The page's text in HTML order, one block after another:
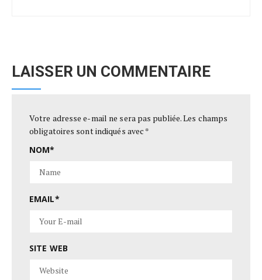
LAISSER UN COMMENTAIRE
Votre adresse e-mail ne sera pas publiée.Les champs
obligatoires sont indiqués avec *
NOM*
EMAIL*
SITE WEB